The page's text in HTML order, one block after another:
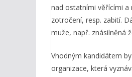
nad ostatními věřícími a
zotročení, resp. zabití.
muže, např. znásilněná
Vhodným kandidátem
organizace, která